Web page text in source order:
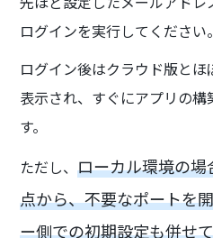
ログインを実行してください。
ログイン後はクラウド版と
表示され、すぐにアプリの
す。
ただし、ローカル環境の
点から、不要なポートを
ー側での初期設定も併せ